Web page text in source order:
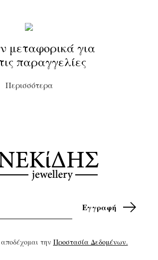
μεταφορικά για
παραγγελίες
Περισσότερα
την Προστασία Δεδομένων.